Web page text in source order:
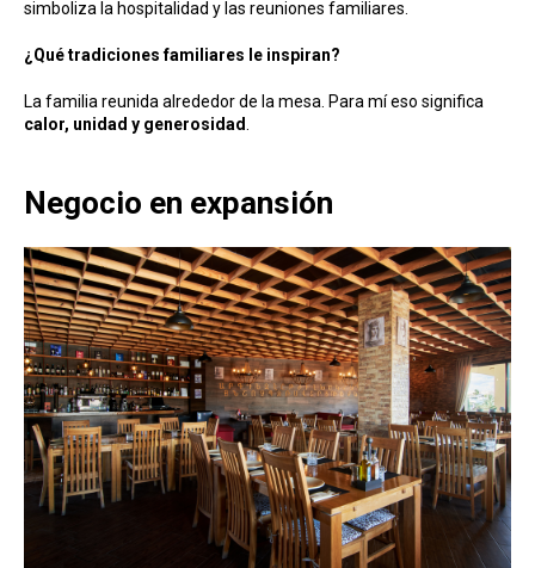
simboliza la hospitalidad y las reuniones familiares.
¿Qué tradiciones familiares le inspiran?
La familia reunida alrededor de la mesa. Para mí eso significa
calor, unidad y generosidad
Negocio en expansión